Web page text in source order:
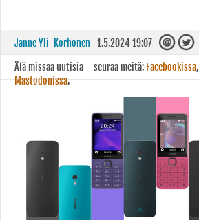
Janne Yli-Korhonen 1.5.2024 19:07
Älä missaa uutisia – seuraa meitä: Facebookissa,
Mastodonissa.